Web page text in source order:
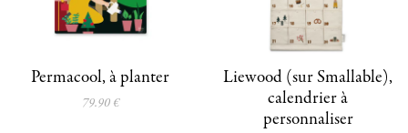
Permacool, à planter
79.90 €
Liewood (sur Smallable),
calendrier à
personnaliser